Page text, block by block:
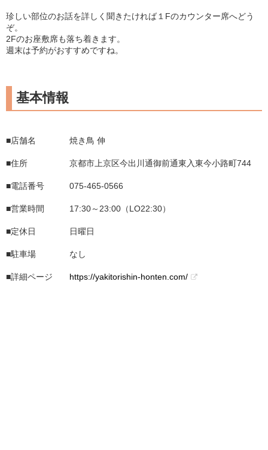
珍しい部位のお話を詳しく聞きたければ１Fのカウンター席へどう
ぞ。
2Fのお座敷席も落ち着きます。
週末は予約がおすすめですね。
基本情報
■店舗名 焼き鳥 伸
■住所 京都市上京区今出川通御前通東入東今小路町744
■電話番号 075-465-0566
■営業時間 17:30～23:00（LO22:30）
■定休日 日曜日
■駐車場 なし
■詳細ページ https://yakitorishin-honten.com/